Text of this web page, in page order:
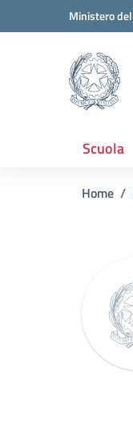
Vai ai contenuti
Vai al menu diMinistero
Scuola
Home